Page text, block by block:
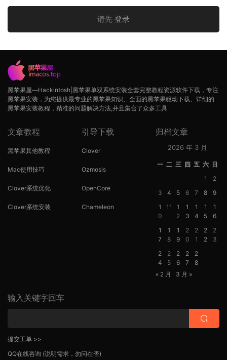
请先 登录
黑苹果屋—Hackintosh|黑苹果单双系统安装全套完整教程资源软件下载，专注
黑苹果安装，为您提供最专业的黑苹果知识、全面的黑苹果驱动下载、详细的
黑苹果安装教程，精准的问题解决方法,并且集合了众多工具
文章教程
黑苹果其他教程
Mac使用技巧
Clover系统优化
Clover系统安装
引导下载
Clover
Ozmosis
OpenCore
Chameleon
归档文章
2026 年 3 月
一 二 三 四 五 六 日
1
2
3
4 5 6 7 8
9
1
0
11
1
2
1
3
1
4
1
5
1
6
1
7
1
8
1
9
2
0
2
1
2
2
2
3
2
4
2
5
2
6
2
7
2
8
« 2 月
3 月 »
输入关键字回车
提交工单 >>
QQ在线咨询 (说明需求，勿问在否)